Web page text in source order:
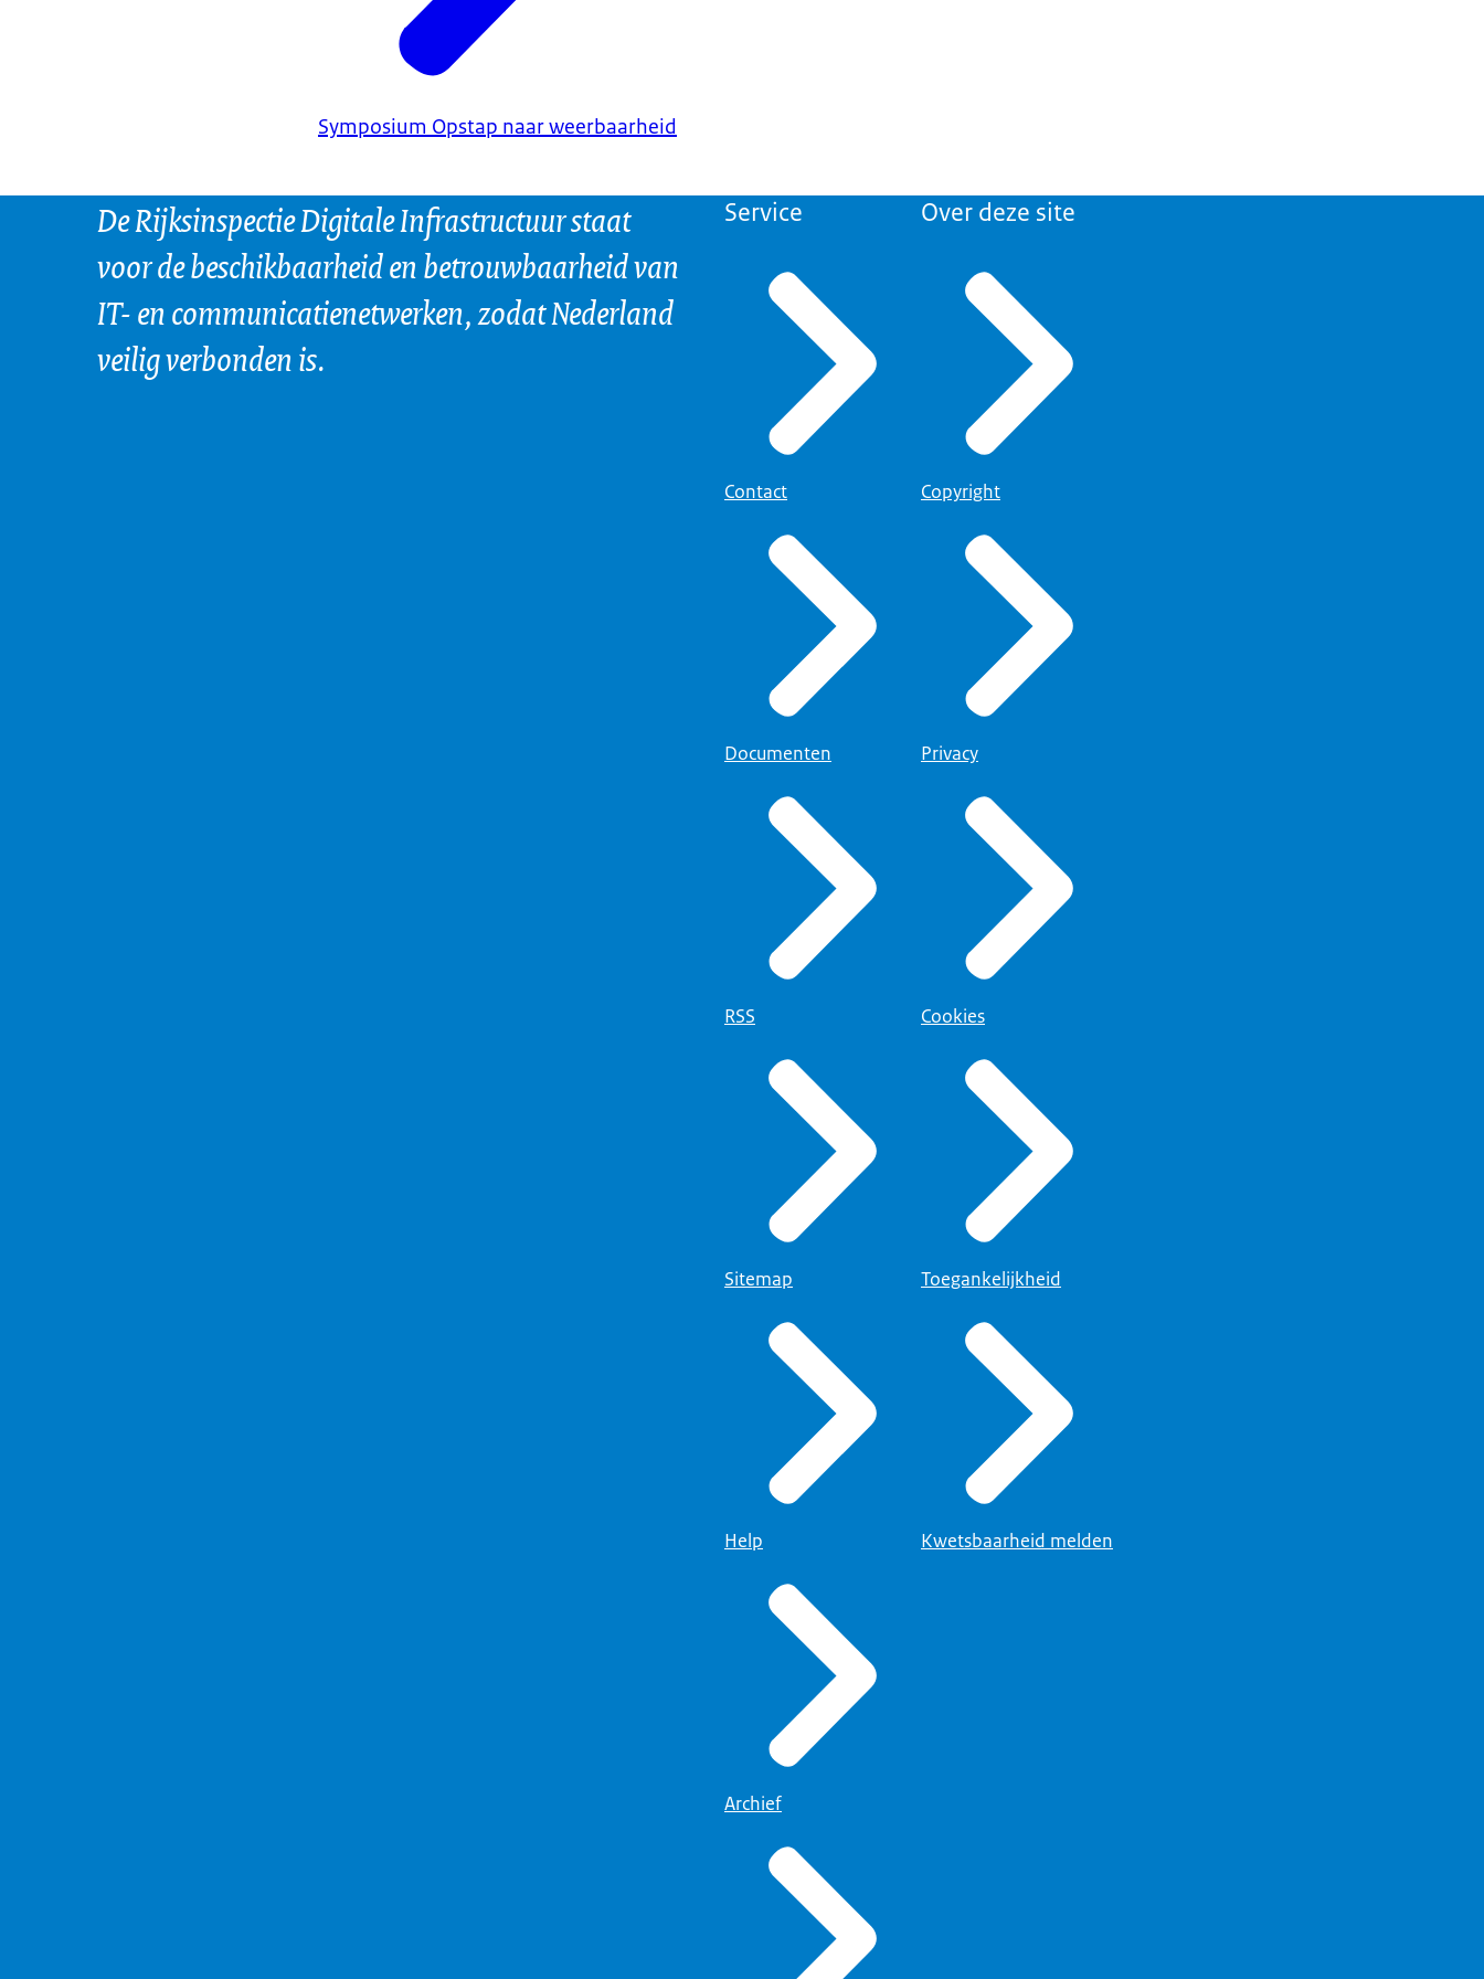
Symposium Opstap naar weerbaarheid
De Rijksinspectie Digitale Infrastructuur staat
voor de beschikbaarheid en betrouwbaarheid van
IT- en communicatienetwerken, zodat Nederland
veilig verbonden is.
Service
Contact
Documenten
RSS
Sitemap
Help
Archief
Over deze site
Copyright
Privacy
Cookies
Toegankelijkheid
Kwetsbaarheid melden